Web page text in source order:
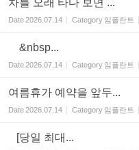
차를 오래 타다 보면 ...
Date2026.07.14 Category 임플란트
&nbsp...
Date2026.07.14 Category 임플란트
여름휴가 예약을 앞두...
Date2026.07.14 Category 임플란트
[당일 최대...